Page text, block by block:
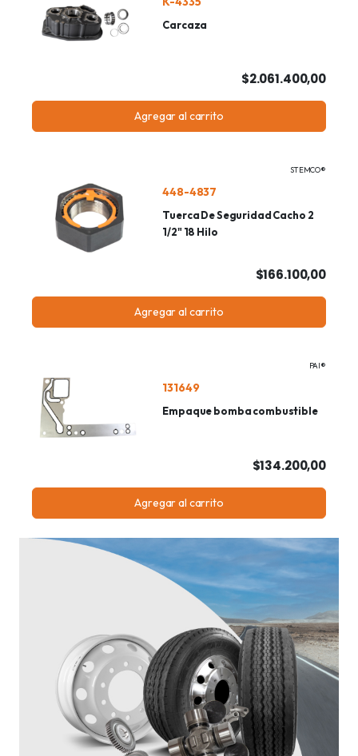
Carcaza
$2.061.400,00
Agregar al carrito
STEMCO®
448-4837
Tuerca De Seguridad Cacho 2
1/2" 18 Hilo
$166.100,00
Agregar al carrito
PAI®
131649
Empaque bomba combustible
$134.200,00
Agregar al carrito